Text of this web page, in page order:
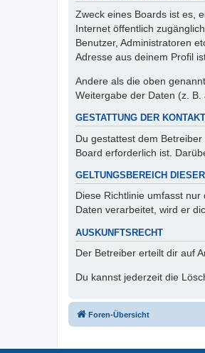
Zweck eines Boards ist es,
Internet öffentlich
Benutzer, Administratoren
Adresse aus deinem Profil
Andere als die oben
Weitergabe der Daten (z.
GESTATTUNG DER
Du gestattest dem
Board erforderlich ist.
GELTUNGSBEREICH
Diese Richtlinie umfasst
Daten verarbeitet, wird er
AUSKUNFTSRECHT
Der Betreiber erteilt dir auf
Du kannst jederzeit die
Foren-Übersicht